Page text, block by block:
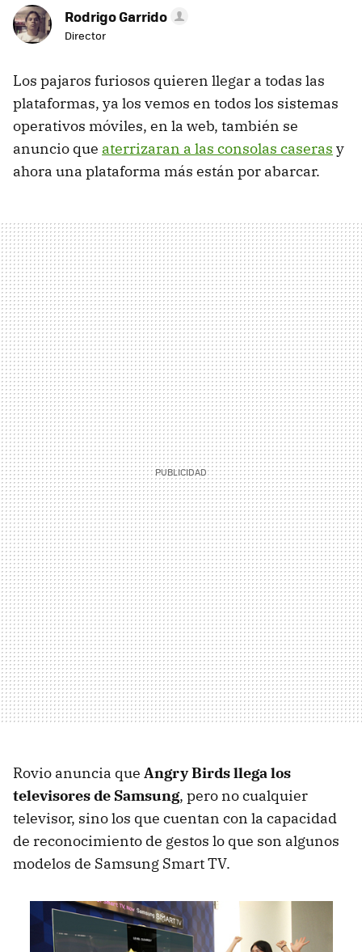
Rodrigo Garrido
Director
Los pajaros furiosos quieren llegar a todas las
plataformas, ya los vemos en todos los sistemas
operativos móviles, en la web, también se
anuncio que aterrizaran a las consolas caseras y
ahora una plataforma más están por abarcar.
Rovio anuncia que Angry Birds llega los
televisores de Samsung, pero no cualquier
televisor, sino los que cuentan con la capacidad
de reconocimiento de gestos lo que son algunos
modelos de Samsung Smart TV.